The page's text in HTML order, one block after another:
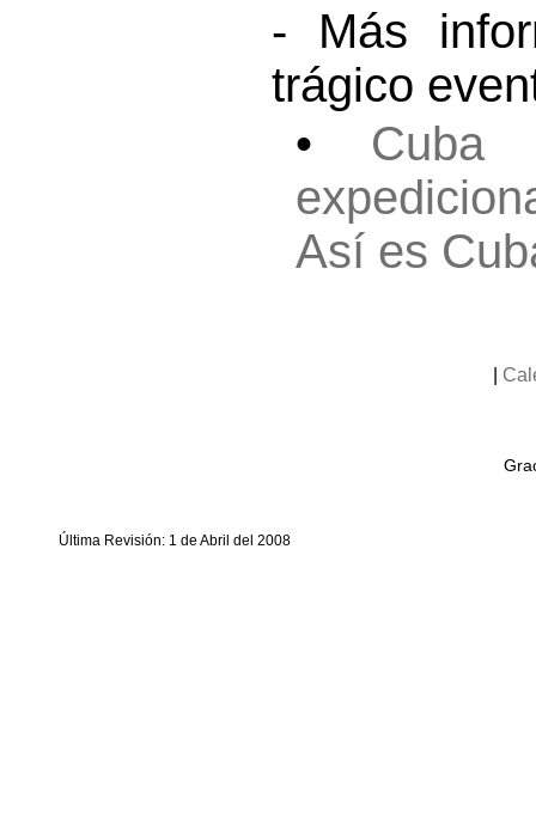
- Más
trágico
•
Así es
Última Revisión: 1 de Abril del 2008